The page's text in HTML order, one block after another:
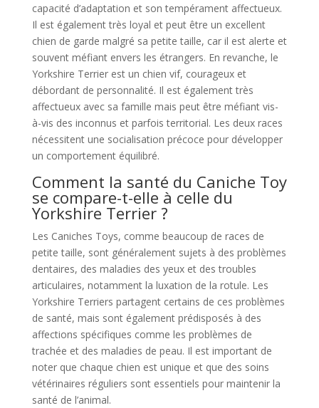
capacité d’adaptation et son tempérament affectueux.
Il est également très loyal et peut être un excellent
chien de garde malgré sa petite taille, car il est alerte et
souvent méfiant envers les étrangers. En revanche, le
Yorkshire Terrier est un chien vif, courageux et
débordant de personnalité. Il est également très
affectueux avec sa famille mais peut être méfiant vis-
à-vis des inconnus et parfois territorial. Les deux races
nécessitent une socialisation précoce pour développer
un comportement équilibré.
Comment la santé du Caniche Toy
se compare-t-elle à celle du
Yorkshire Terrier ?
Les Caniches Toys, comme beaucoup de races de
petite taille, sont généralement sujets à des problèmes
dentaires, des maladies des yeux et des troubles
articulaires, notamment la luxation de la rotule. Les
Yorkshire Terriers partagent certains de ces problèmes
de santé, mais sont également prédisposés à des
affections spécifiques comme les problèmes de
trachée et des maladies de peau. Il est important de
noter que chaque chien est unique et que des soins
vétérinaires réguliers sont essentiels pour maintenir la
santé de l’animal.